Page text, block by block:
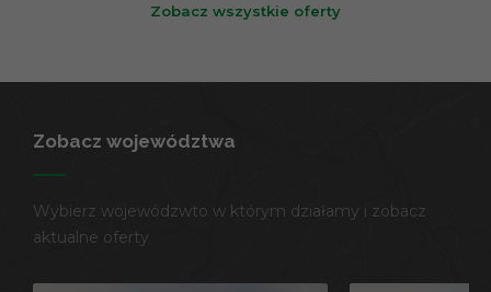
Zobacz wszystkie oferty
Zobacz województwa
Wybierz wojewódzwto w którym działamy i zobacz
aktualne oferty